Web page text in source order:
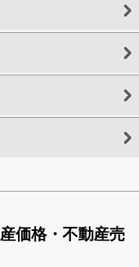
価格・不動産売